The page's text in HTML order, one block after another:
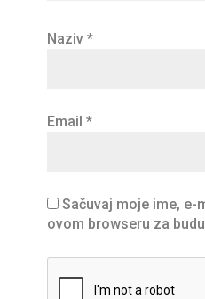
Naziv*
Email*
Sačuvaj moje ime, e-
ovom browseru za